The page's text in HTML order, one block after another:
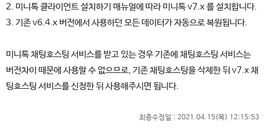
2. 미니톡 클라이언트 설치하기 매뉴얼에 따라 미니톡 v7.x 를 설치합니다.
3. 기존 v6.4.x 버전에서 사용하던 모든 데이터가 자동으로 복원됩니다.
미니톡 채팅호스팅 서비스를 받고 있는 경우 기존에 채팅호스팅 서비스는
버전차이 때문에 사용할 수 없으므로, 기존 채팅호스팅을 삭제한 뒤 v7.x 채
팅호스팅 서비스를 신청한 뒤 사용해주시면 됩니다.
최종수정일 : 2021.04.15(목) 12:15:53